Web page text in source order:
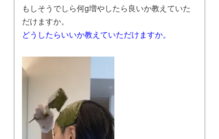
もしそうでしら何g増やしたら良いか教えていた
だけますか。
どうしたらいいか教えていただけますか。